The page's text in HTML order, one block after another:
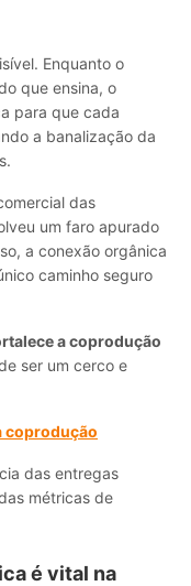
Enquanto o
que ensina, o
para que cada
a banalização da
das
um faro apurado
a conexão orgânica
caminho seguro
a coprodução
ser um cerco e
coprodução
das entregas
métricas de
é vital na